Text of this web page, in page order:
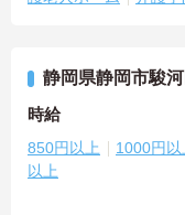
静岡県静岡市駿
時給
850円以上 1000円以
以上